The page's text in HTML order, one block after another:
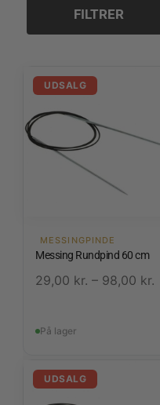
FILTRER
UDSALG
MESSINGPINDE
Messing Rundpind 60 cm
29,00 kr. – 98,00 kr.
På lager
UDSALG